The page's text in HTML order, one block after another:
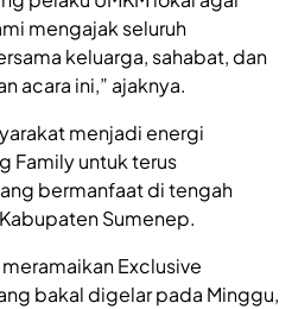
mengajak seluruh
keluarga, sahabat, dan
acara ini,” ajaknya.
menjadi energi
Family untuk terus
bermanfaat di tengah
Sumenep.
Exclusive
bakal digelar pada Minggu,